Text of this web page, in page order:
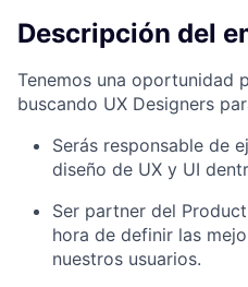
Descripción del
Tenemos una oportunidad
buscando UX Designers
Serás responsable de
diseño de UX y UI
Ser partner del
hora de definir las
nuestros usuarios.